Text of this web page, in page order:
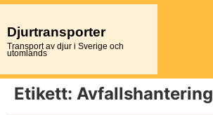
Djurtransporter
Transport av djur i Sverige och
utomlands
Etikett: Avfallshantering